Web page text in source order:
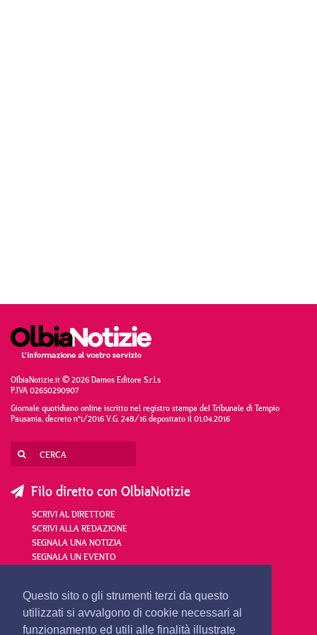
Questo sito o gli strumenti terzi da questo
utilizzati si avvalgono di cookie necessari al
funzionamento ed utili alle finalità illustrate
OlbiaNotizie.it © 2026 Damos Editore S.r.l.s
P.IVA 02650290907
Giornale quotidiano online iscritto nel registro stampa del Tribunale di Tempio
Pausania, decreto n°1/2016 V.G. 248/16 depositato il 01.04.2016
Filo diretto con OlbiaNotizie
SCRIVI AL DIRETTORE
SCRIVI ALLA REDAZIONE
SEGNALA UNA NOTIZIA
SEGNALA UN EVENTO
redazione@olbianotizie.it